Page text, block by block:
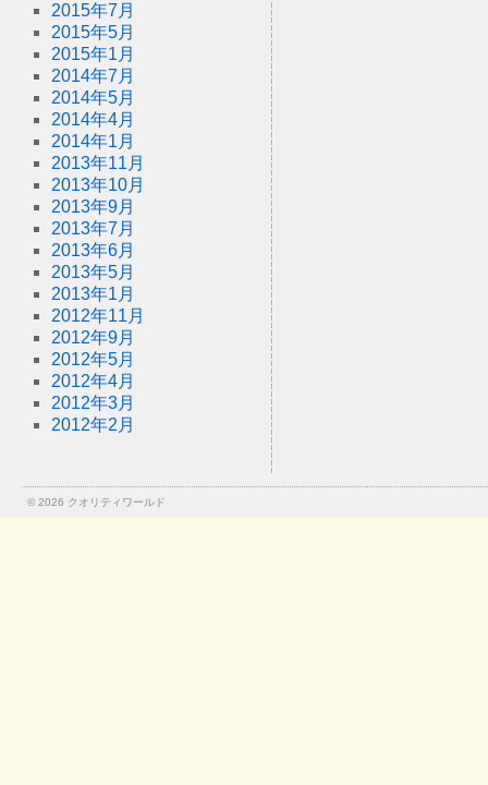
2015年7月
2015年5月
2015年1月
2014年7月
2014年5月
2014年4月
2014年1月
2013年11月
2013年10月
2013年9月
2013年7月
2013年6月
2013年5月
2013年1月
2012年11月
2012年9月
2012年5月
2012年4月
2012年3月
2012年2月
© 2026 クオリティワールド